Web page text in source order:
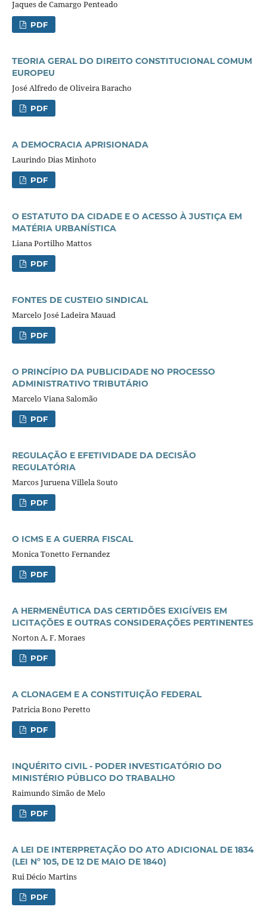
Jaques de Camargo Penteado
PDF
TEORIA GERAL DO DIREITO CONSTITUCIONAL COMUM
EUROPEU
José Alfredo de Oliveira Baracho
PDF
A DEMOCRACIA APRISIONADA
Laurindo Dias Minhoto
PDF
O ESTATUTO DA CIDADE E O ACESSO À JUSTIÇA EM
MATÉRIA URBANÍSTICA
Liana Portilho Mattos
PDF
FONTES DE CUSTEIO SINDICAL
Marcelo José Ladeira Mauad
PDF
O PRINCÍPIO DA PUBLICIDADE NO PROCESSO
ADMINISTRATIVO TRIBUTÁRIO
Marcelo Viana Salomão
PDF
REGULAÇÃO E EFETIVIDADE DA DECISÃO
REGULATÓRIA
Marcos Juruena Villela Souto
PDF
O ICMS E A GUERRA FISCAL
Monica Tonetto Fernandez
PDF
A HERMENÊUTICA DAS CERTIDÕES EXIGÍVEIS EM
LICITAÇÕES E OUTRAS CONSIDERAÇÕES PERTINENTES
Norton A. F. Moraes
PDF
A CLONAGEM E A CONSTITUIÇÃO FEDERAL
Patricia Bono Peretto
PDF
INQUÉRITO CIVIL - PODER INVESTIGATÓRIO DO
MINISTÉRIO PÚBLICO DO TRABALHO
Raimundo Simão de Melo
PDF
A LEI DE INTERPRETAÇÃO DO ATO ADICIONAL DE 1834
(LEI Nº 105, DE 12 DE MAIO DE 1840)
Rui Décio Martins
PDF